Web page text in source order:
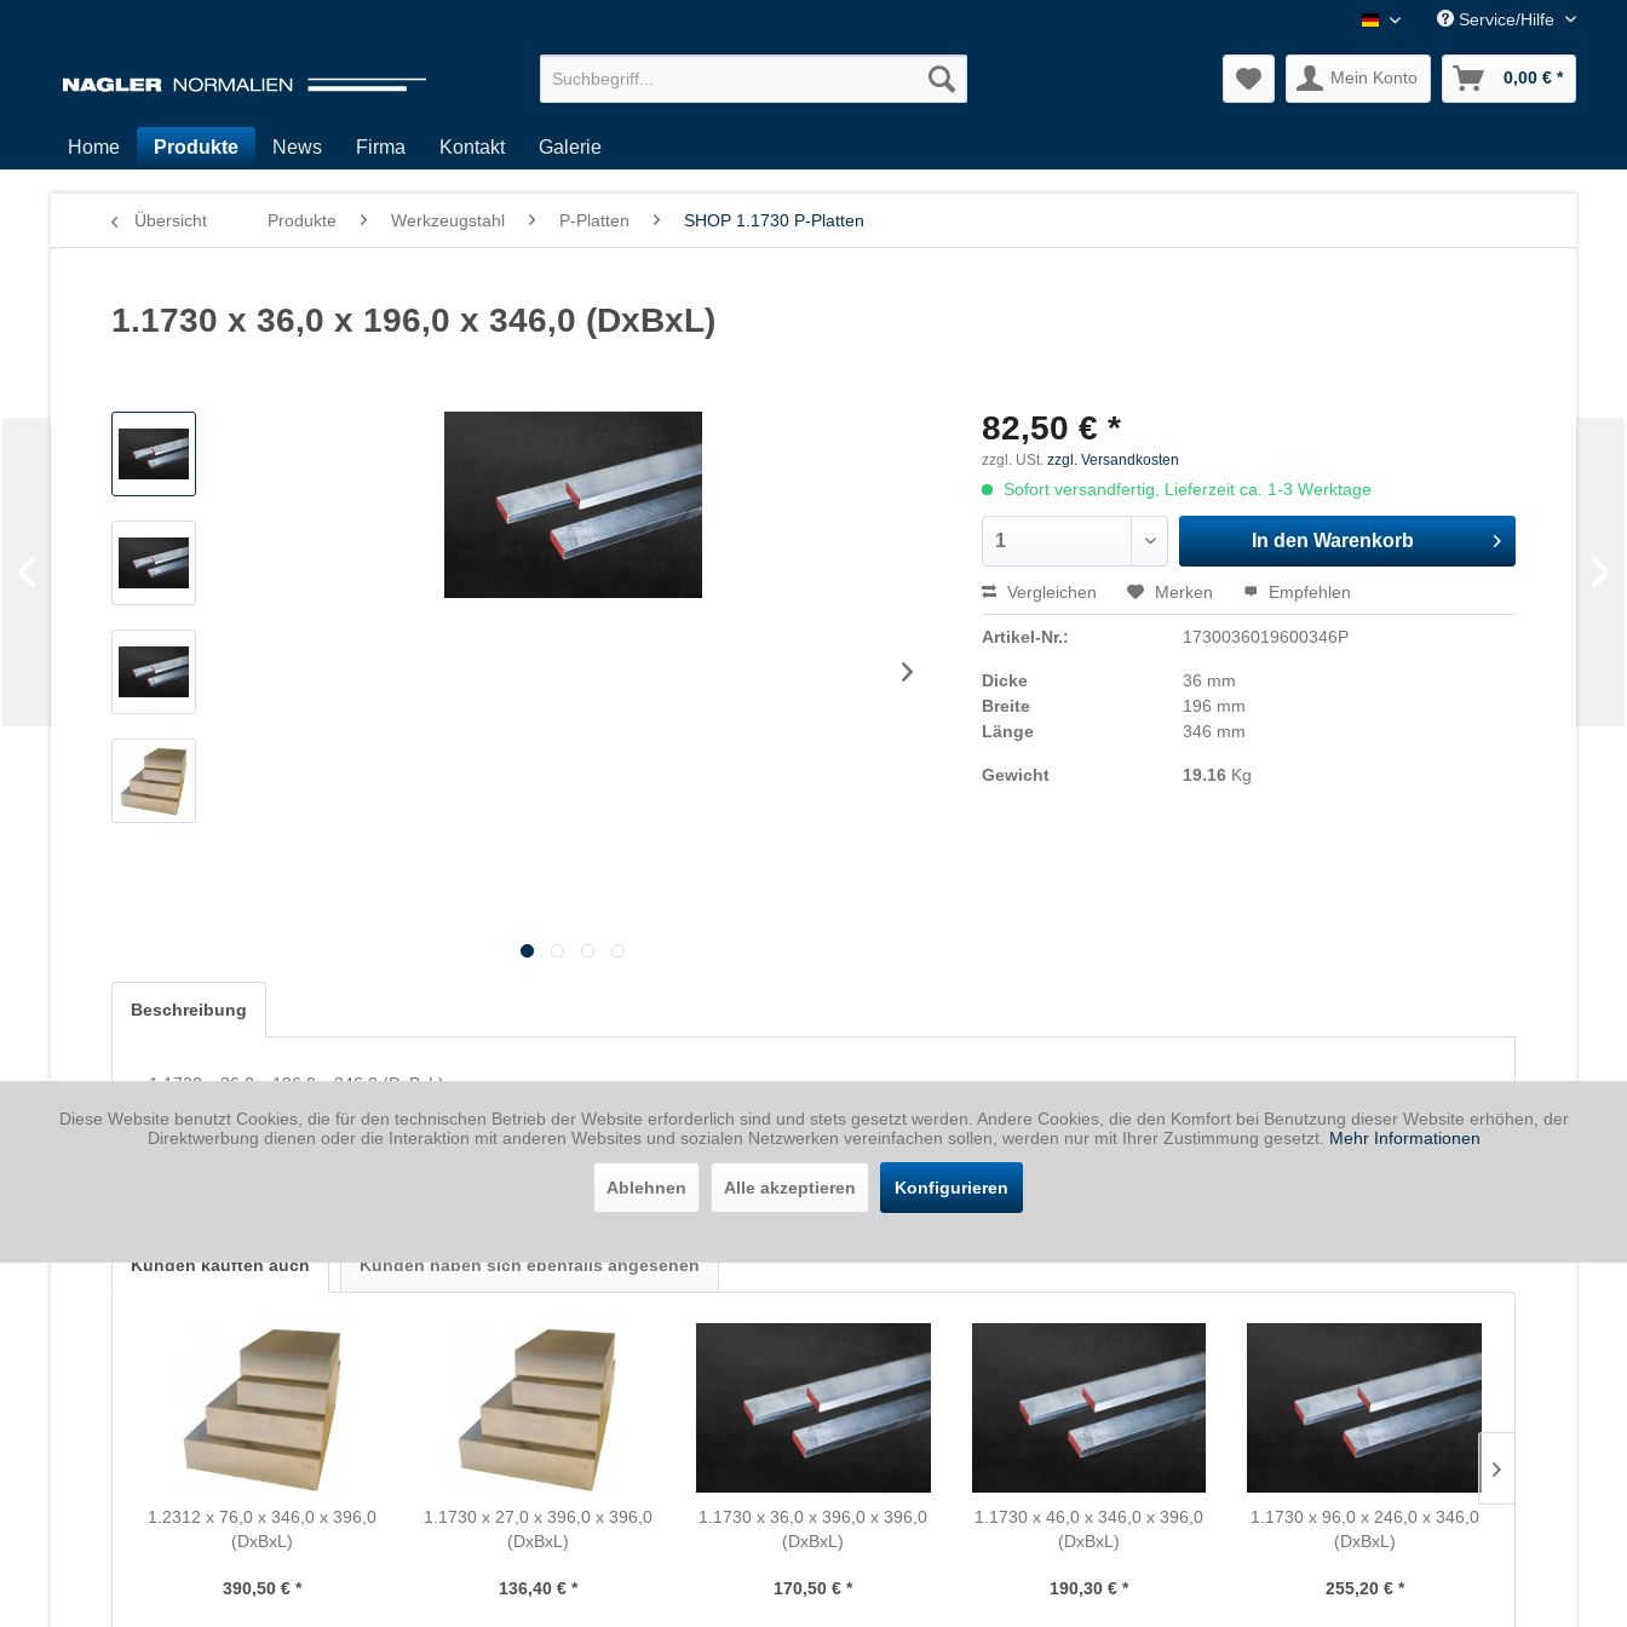
Nagler Normalien DE
Service/Hilfe
Mein Konto 0,00 € *
Home Produkte News Firma Kontakt Galerie
Übersicht Produkte Werkzeugstahl P-Platten SHOP 1.1730 P-Platten
1.1730 x 36,0 x 196,0 x 346,0 (DxBxL)
82,50 € *
zzgl. USt.zzgl. Versandkosten
Sofort versandfertig, Lieferzeit ca. 1-3 Werktage
In den Warenkorb
Vergleichen Merken Empfehlen
Artikel-Nr.: 1730036019600346P
Dicke
36 mm
Breite
196 mm
Länge
346 mm
Gewicht 19.16 Kg
Beschreibung
1.1730 x 36,0 x 196,0 x 346,0 (DxBxL)
Fragen zum Artikel?
Weitere Artikel von Nagler Normalien GmbH
Kunden kauften auch Kunden haben sich ebenfalls angesehen
1.2312 x 76,0 x 346,0 x 396,0
(DxBxL)
390,50 € *
1.1730 x 27,0 x 396,0 x 396,0
(DxBxL)
136,40 € *
1.1730 x 36,0 x 396,0 x 396,0
(DxBxL)
170,50 € *
1.1730 x 46,0 x 346,0 x 396,0
(DxBxL)
190,30 € *
1.1730 x 96,0 x 246,0 x 346,0
(DxBxL)
255,20 € *
Diese Website benutzt Cookies, die für den technischen Betrieb der Website erforderlich sind und stets gesetzt werden. Andere Cookies, die den Komfort bei Benutzung dieser Website erhöhen, der
Direktwerbung dienen oder die Interaktion mit anderen Websites und sozialen Netzwerken vereinfachen sollen, werden nur mit Ihrer Zustimmung gesetzt. Mehr Informationen
Ablehnen Alle akzeptieren Konfigurieren